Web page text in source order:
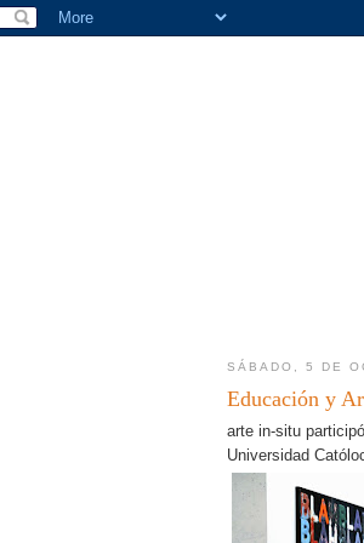
SÁBADO, 5 DE
Educación y
arte in-situ
Universidad